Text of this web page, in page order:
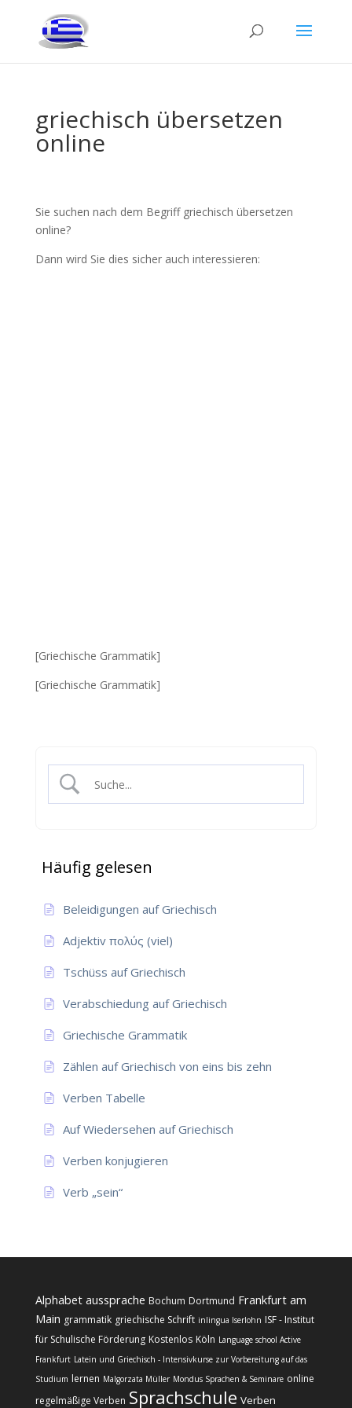
griechisch übersetzen
online
Sie suchen nach dem Begriff griechisch übersetzen
online?
Dann wird Sie dies sicher auch interessieren:
[Griechische Grammatik]
[Griechische Grammatik]
Häufig gelesen
Beleidigungen auf Griechisch
Adjektiv πολύς (viel)
Tschüss auf Griechisch
Verabschiedung auf Griechisch
Griechische Grammatik
Zählen auf Griechisch von eins bis zehn
Verben Tabelle
Auf Wiedersehen auf Griechisch
Verben konjugieren
Verb „sein“
Alphabet aussprache Bochum Dortmund Frankfurt am
Main grammatik griechische Schrift inlingua Iserlohn ISF - Institut
für Schulische Förderung Kostenlos Köln Language school Active
Frankfurt Latein und Griechisch - Intensivkurse zur Vorbereitung auf das
Studium lernen Malgorzata Müller Mondus Sprachen & Seminare online
regelmäßige Verben Sprachschule Verben